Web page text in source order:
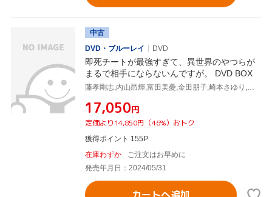
中古
DVD・ブルーレイ
DVD
即死チートが最強すぎて、異世界のやつらが
まるで相手にならないんですが。 DVD BOX
¥17,050円
定価より14,850円（46%）おトク
獲得ポイント 155P
在庫わずか
ご注文はお早めに
発売年月日：2024/05/31